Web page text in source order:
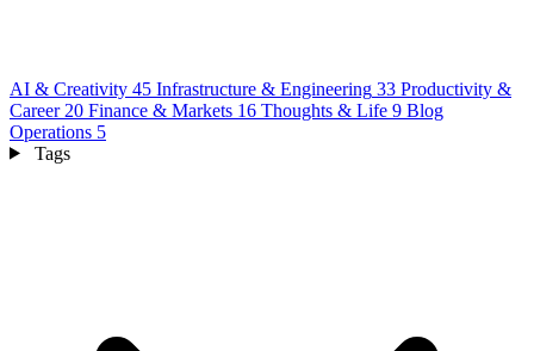
AI & Creativity 45 Infrastructure & Engineering 33 Productivity &
Career 20 Finance & Markets 16 Thoughts & Life 9 Blog
Operations 5
Tags